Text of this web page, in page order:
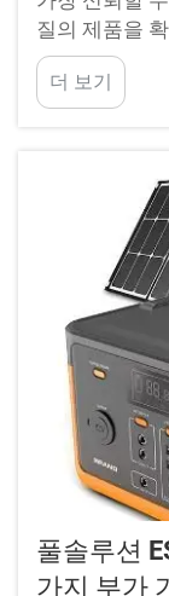
질의 제품을
습니다. 대량
전하고 내구
를 선택해야
더 보기
풀솔루션
가지 부가